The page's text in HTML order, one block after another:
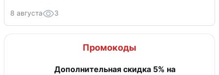
8 августа 3
Промокоды
Дополнительная скидка 5% на